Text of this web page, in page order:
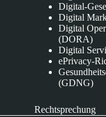
Digital-
Digital
Digital
(DORA)
Digital
ePrivacy-
(GDNG)
Rechtsprechung